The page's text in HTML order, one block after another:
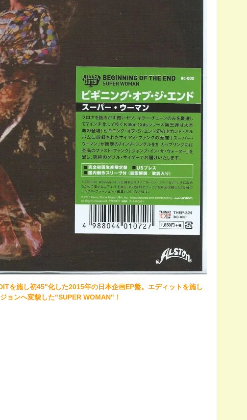
を施し初45"化した2015年の日本企画EP盤。エディットを施し
ョンへ変貌した"SUPER WOMAN"！